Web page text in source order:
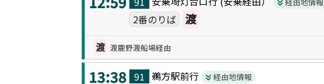
2番のりば 渡
渡 渡鹿野渡船場経由
13:38 91 鵜方駅前行 経由地情報